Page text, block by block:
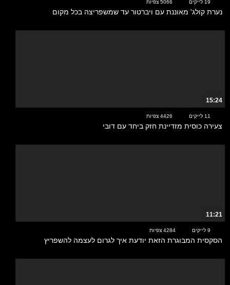
19 לייקים 5066 צפיות
נערת קולג' מאוננת עם ויברטור עד שמשפריצה בכל מקום
15:24
11 לייקים 4426 צפיות
צעירה כוסית מזדיינת חזק ביחד עם דובי
11:21
9 לייקים 4284 צפיות
הסקסית המבוגרת הזאת יודעת איך לגרום לעצמה להשפריץ